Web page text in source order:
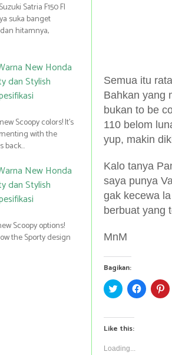
Semua itu
Bahkan yang
bukan to be
110 belom
yup, makin
Kalo tanya
saya punya
gak kecewa
berbuat yang
MnM
Bagikan:
C
l
k
t
o
h
C
l
C
l
Like this:
Loading...
Satria F150 FI
suka banget
hitamnya,
New Honda
dan Stylish
Scoopy colors! It’s
with the
back…
New Honda
dan Stylish
Scoopy options!
the Sporty design